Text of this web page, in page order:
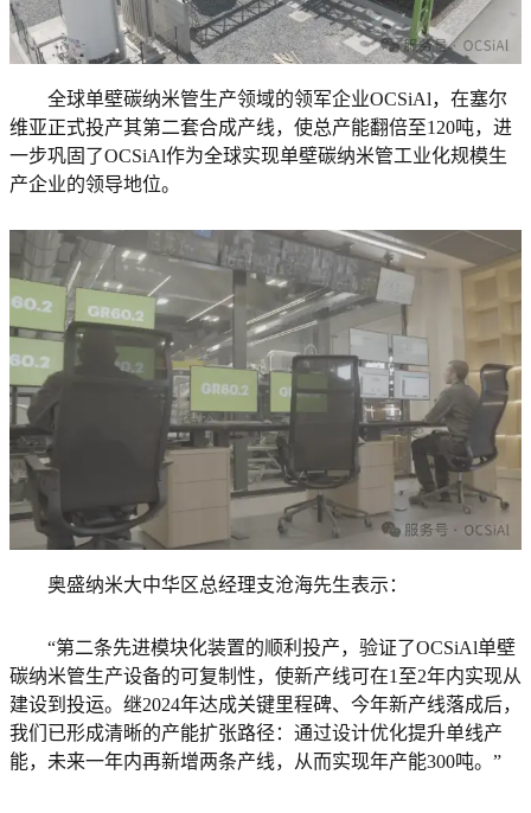
全球单壁碳纳米管生产领域的领军企业OCSiAl，在塞尔
维亚正式投产其第二套合成产线，使总产能翻倍至120吨，进
一步巩固了OCSiAl作为全球实现单壁碳纳米管工业化规模生
产企业的领导地位。
奥盛纳米大中华区总经理支沧海先生表示：
“第二条先进模块化装置的顺利投产，验证了OCSiAl单壁
碳纳米管生产设备的可复制性，使新产线可在1至2年内实现从
建设到投运。继2024年达成关键里程碑、今年新产线落成后，
我们已形成清晰的产能扩张路径：通过设计优化提升单线产
能，未来一年内再新增两条产线，从而实现年产能300吨。”